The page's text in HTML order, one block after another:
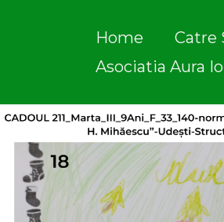
Home Catre
Asociatia Aura